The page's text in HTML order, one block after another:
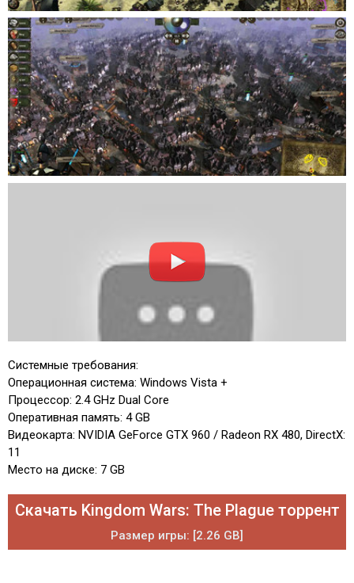
Системные требования:
Операционная система: Windows Vista +
Процессор: 2.4 GHz Dual Core
Оперативная память: 4 GB
Видеокарта: NVIDIA GeForce GTX 960 / Radeon RX 480, DirectX:
11
Место на диске: 7 GB
Скачать Kingdom Wars: The Plague торрент
Размер игры: [2.26 GB]